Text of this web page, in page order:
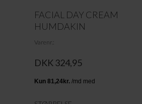
FACIAL DAY CREAM
HUMDAKIN
Varenr.
DKK 324,95